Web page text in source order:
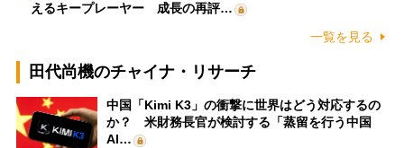
えるキープレーヤー 成長の再評…
一覧を見る
田代尚機のチャイナ・リサーチ
中国「Kimi K3」の衝撃に世界はどう対応するの
か？ 米財務長官が検討する「蒸留を行う中国
AI…